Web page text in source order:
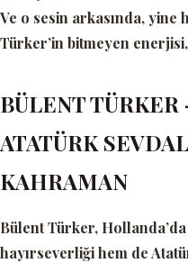
Ve o sesin arkasında, yine
Türker’in bitmeyen
BÜLENT
ATATÜRK
KAHRAMAN
Bülent Türker, Hollanda’da
hayırseverliği hem de